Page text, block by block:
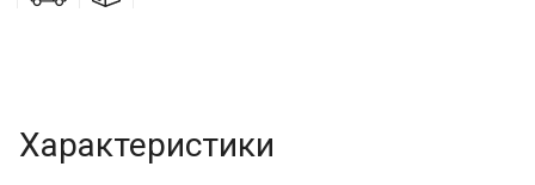
Характеристики